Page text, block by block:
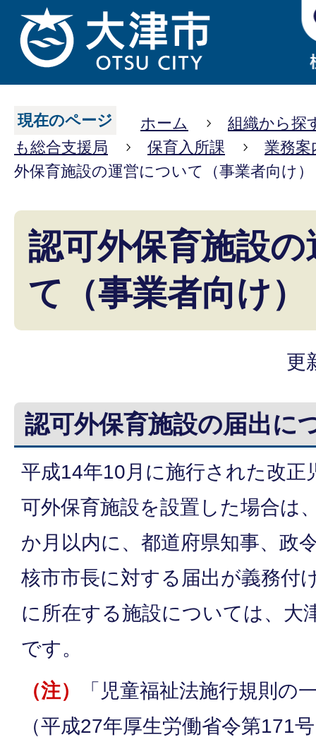
現在のページ ホーム
組織から探
も総合支援局
保育入所課
業務案
外保育施設の運営について（事業者向け）
認可外保育施設
て（事業者向け）
更
認可外保育施設の届出に
平成14年10月に施行された改正
可外保育施設を設置した場合は
か月以内に、都道府県知事、政
核市市長に対する届出が義務付
に所在する施設については、大
です。
（注）
「児童福祉法施行規則の
（平成27年厚生労働省令第171